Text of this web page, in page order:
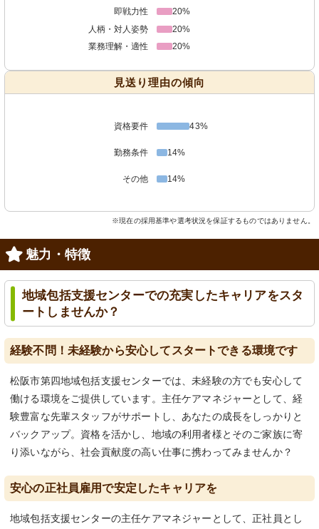
即戦力性
20%
人柄・対人姿勢
20%
業務理解・適性
20%
見送り理由の傾向
資格要件 43%
勤務条件 14%
その他 14%
※現在の採用基準や選考状況を保証するものではありません。
魅力・特徴
地域包括支援センターでの充実したキャリアをスタ
ートしませんか？
経験不問！未経験から安心してスタートできる環境です
松阪市第四地域包括支援センターでは、未経験の方でも安心して
働ける環境をご提供しています。主任ケアマネジャーとして、経
験豊富な先輩スタッフがサポートし、あなたの成長をしっかりと
バックアップ。資格を活かし、地域の利用者様とそのご家族に寄
り添いながら、社会貢献度の高い仕事に携わってみませんか？
安心の正社員雇用で安定したキャリアを
地域包括支援センターの主任ケアマネジャーとして、正社員とし